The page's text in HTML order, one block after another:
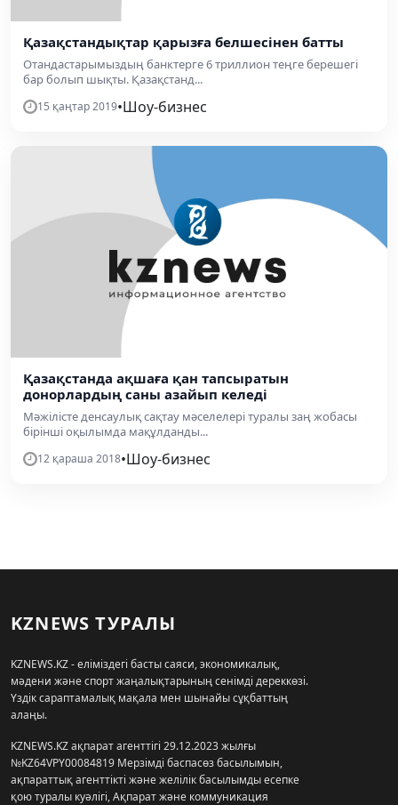
Қазақстандықтар қарызға белшесінен батты
Отандастарымыздың банктерге 6 триллион теңге берешегі
бар болып шықты. Қазақстанд...
15 қаңтар 2019•Шоу-бизнес
Қазақстанда ақшаға қан тапсыратын
донорлардың саны азайып келеді
Мәжілісте денсаулық сақтау мәселелері туралы заң жобасы
бірінші оқылымда мақұлданды...
12 қараша 2018•Шоу-бизнес
KZNEWS ТУРАЛЫ
KZNEWS.KZ - еліміздегі басты саяси, экономикалық,
мәдени және спорт жаңалықтарының сенімді дереккөзі.
Үздік сараптамалық мақала мен шынайы сұқбаттың
алаңы.
KZNEWS.KZ ақпарат агенттігі 29.12.2023 жылғы
№KZ64VPY00084819 Мерзімді баспасөз басылымын,
ақпараттық агенттікті және желілік басылымды есепке
қою туралы куәлігі, Ақпарат және коммуникация